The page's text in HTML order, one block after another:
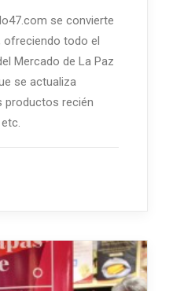
se convierte
ofreciendo todo el
Mercado de La Paz
se actualiza
productos recién